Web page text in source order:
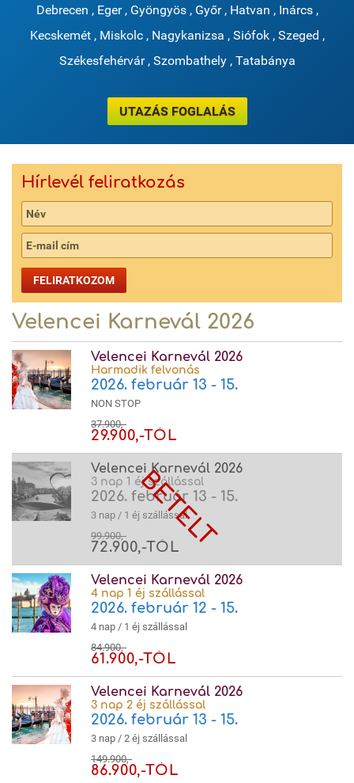
Debrecen ,Eger ,Gyöngyös ,Győr ,Hatvan ,Inárcs ,
Kecskemét ,Miskolc ,Nagykanizsa ,Siófok ,Szeged ,
Székesfehérvár ,Szombathely ,Tatabánya
UTAZÁS FOGLALÁS
Hírlevél feliratkozás
FELIRATKOZOM
Velencei Karnevál 2026
Velencei Karnevál 2026
Harmadik felvonás
2026. február 13 - 15.
NON STOP
37.900,-
29.900,-TÓL
Velencei Karnevál 2026
3 nap 1 éj szállással
2026. február 13 - 15.
3 nap / 1 éj szállással
99.900,-
72.900,-TÓL
Velencei Karnevál 2026
4 nap 1 éj szállással
2026. február 12 - 15.
4 nap / 1 éj szállással
84.900,-
61.900,-TÓL
Velencei Karnevál 2026
3 nap 2 éj szállással
2026. február 13 - 15.
3 nap / 2 éj szállással
149.900,-
86.900,-TÓL